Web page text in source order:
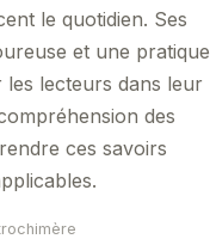
le quotidien. Ses
et une pratique
les lecteurs dans leur
des
ces savoirs